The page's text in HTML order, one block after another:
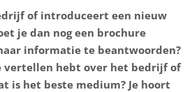
of introduceert een nieuw
je dan nog een brochure
informatie te beantwoorden?
vertellen hebt over het bedrijf of
is het beste medium? Je hoort